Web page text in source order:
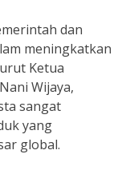
dan
meningkatkan
Ketua
Wijaya,
sangat
yang
global.